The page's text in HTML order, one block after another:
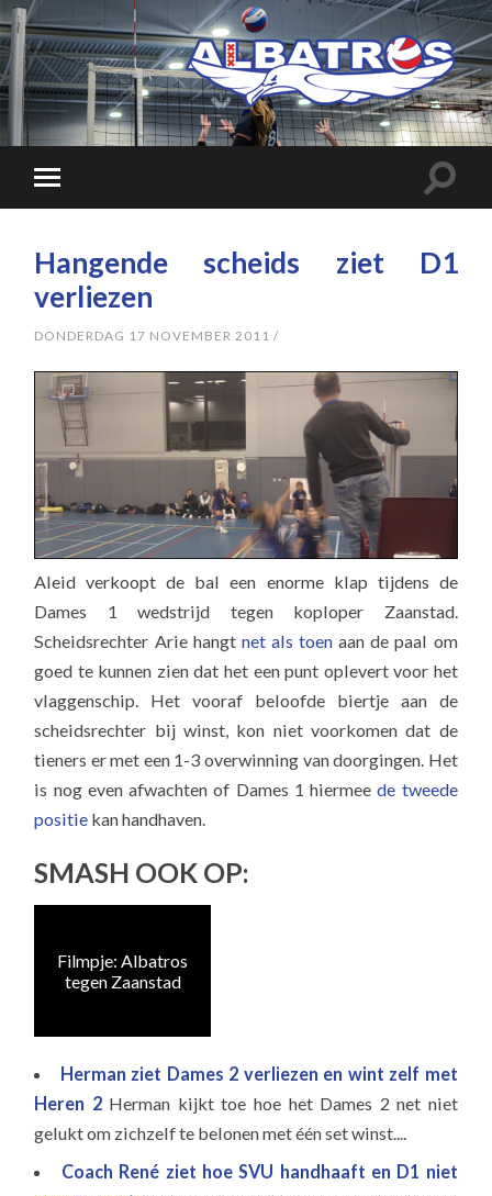
Hangende scheids ziet D1
verliezen
DONDERDAG 17 NOVEMBER 2011 /
Aleid verkoopt de bal een enorme klap tijdens de
Dames 1 wedstrijd tegen koploper Zaanstad.
Scheidsrechter Arie hangt net als toen aan de paal om
goed te kunnen zien dat het een punt oplevert voor het
vlaggenschip. Het vooraf beloofde biertje aan de
scheidsrechter bij winst, kon niet voorkomen dat de
tieners er met een 1-3 overwinning van doorgingen. Het
is nog even afwachten of Dames 1 hiermeede tweede
positie kan handhaven.
SMASH OOK OP:
Filmpje: Albatros
tegen Zaanstad
Herman ziet Dames 2 verliezen en wint zelf met
Heren 2 Herman kijkt toe hoe het Dames 2 net niet
gelukt om zichzelf te belonen met één set winst....
Coach René ziet hoe SVU handhaaft en D1 niet